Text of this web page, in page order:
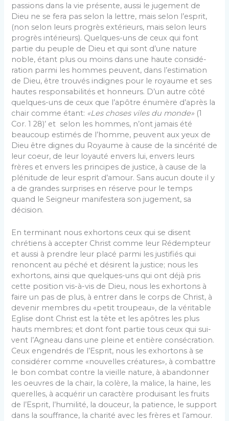
passions dans la vie présente, aussi le jugement de
Dieu ne se fera pas selon la lettre, mais selon l’esprit,
(non selon leurs progrès extérieurs, mais selon leurs
progrès intérieurs). Quelques-uns de ceux qui font
partie du peuple de Dieu et qui sont d’une nature
noble, étant plus ou moins dans une haute considé­
ration parmi les hommes peuvent, dans l’estimation
de Dieu, être trouvés indignes pour le royaume et ses
hautes respon­sabilités et honneurs. D’un autre côté
quelques-uns de ceux que l’apôtre énumère d’après la
chair comme étant: «Les choses viles du monde» (1
Cor. 1 28)’ et selon les hommes, n’ont jamais été
beaucoup estimés de l’homme, peu­vent aux yeux de
Dieu être dignes du Royaume à cause de la sincérité de
leur coeur, de leur loyauté envers lui, envers leurs
frères et envers les principes de justice, à cause de la
plénitude de leur esprit d’amour. Sans aucun doute il y
a de grandes surprises en réserve pour le temps
quand le Sei­gneur manifestera son jugement, sa
décision.
En terminant nous exhortons ceux qui se disent
chrétiens à accepter Christ comme leur Rédempteur
et aussi à prendre leur placé parmi les justifiés qui
renoncent au péché et désirent la justice; nous les
exhortons, ainsi que quel­ques-uns qui ont déjà pris
cette position vis-à-vis de Dieu, nous les exhortons à
faire un pas de plus, à entrer dans le corps de Christ, à
devenir membres du «petit troupeau», de la véritable
Eglise dont Christ est la tête et les apôtres les plus
hauts membres; et dont font partie tous ceux qui sui­
vent l’Agneau dans une pleine et entière consécration.
Ceux engendrés de l’Esprit, nous les exhortons à se
considérer comme «nouvelles créatures», à combattre
le bon combat contre la vieille nature, à abandonner
les oeuvres de la chair, la colère, la malice, la haine, les
querelles, à acquérir un caractère pro­duisant les fruits
de l’Esprit, l’humilité, la douceur, la patience, le support
dans la souffrance, la charité avec les frères et l’amour.